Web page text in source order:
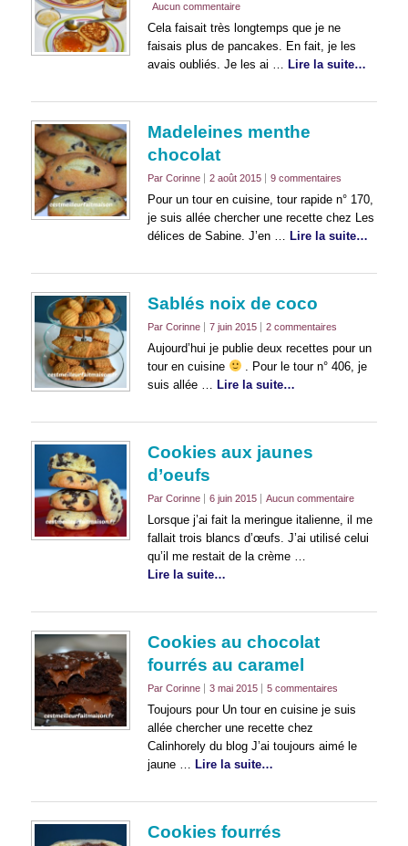
Aucun commentaire
Cela faisait très longtemps que je ne
faisais plus de pancakes. En fait, je les
avais oubliés. Je les ai … Lire la suite…
Madeleines menthe
chocolat
Par Corinne 2 août 2015 9 commentaires
Pour un tour en cuisine, tour rapide n° 170,
je suis allée chercher une recette chez Les
délices de Sabine. J’en … Lire la suite…
Sablés noix de coco
Par Corinne 7 juin 2015 2 commentaires
Aujourd’hui je publie deux recettes pour un
tour en cuisine
. Pour le tour n° 406, je
suis allée … Lire la suite…
Cookies aux jaunes
d’oeufs
Par Corinne 6 juin 2015 Aucun commentaire
Lorsque j’ai fait la meringue italienne, il me
fallait trois blancs d’œufs. J’ai utilisé celui
qu’il me restait de la crème …
Lire la suite…
Cookies au chocolat
fourrés au caramel
Par Corinne 3 mai 2015 5 commentaires
Toujours pour Un tour en cuisine je suis
allée chercher une recette chez
Calinhorely du blog J’ai toujours aimé le
jaune … Lire la suite…
Cookies fourrés